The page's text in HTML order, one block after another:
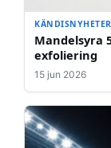
KÄNDISNYHETER
Mandelsyra
exfoliering
15 jun 2026